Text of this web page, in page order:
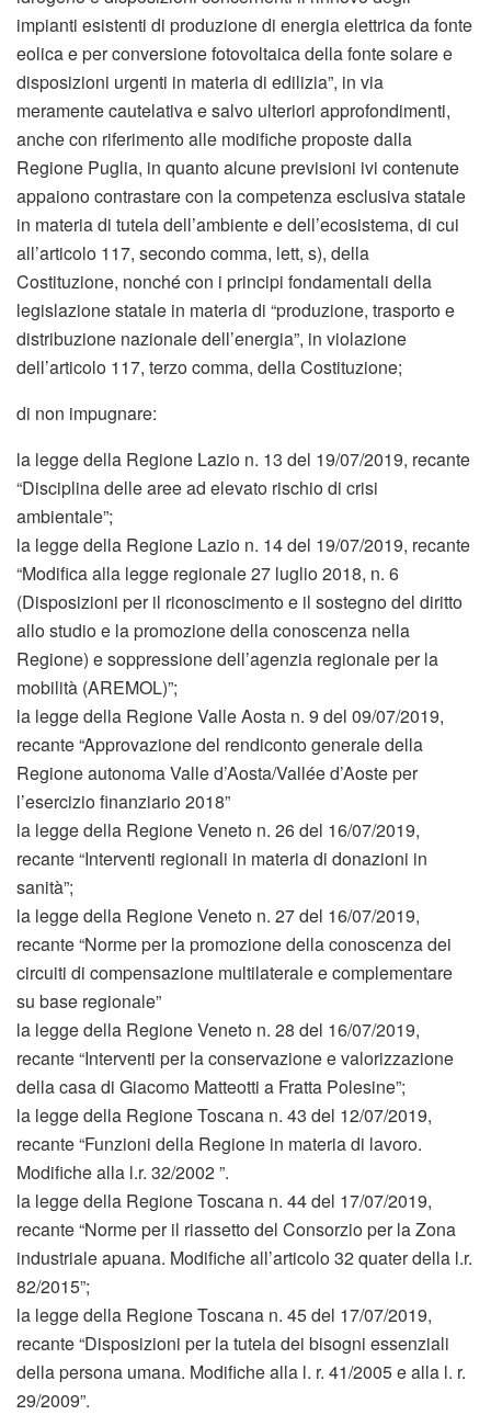
impianti esistenti di produzione di energia elettrica da fonte
eolica e per conversione fotovoltaica della fonte solare e
disposizioni urgenti in materia di edilizia”, in via
meramente cautelativa e salvo ulteriori approfondimenti,
anche con riferimento alle modifiche proposte dalla
Regione Puglia, in quanto alcune previsioni ivi contenute
appaiono contrastare con la competenza esclusiva statale
in materia di tutela dell’ambiente e dell’ecosistema, di cui
all’articolo 117, secondo comma, lett, s), della
Costituzione, nonché con i principi fondamentali della
legislazione statale in materia di “produzione, trasporto e
distribuzione nazionale dell’energia”, in violazione
dell’articolo 117, terzo comma, della Costituzione;
di non impugnare:
la legge della Regione Lazio n. 13 del 19/07/2019, recante
“Disciplina delle aree ad elevato rischio di crisi
ambientale”;
la legge della Regione Lazio n. 14 del 19/07/2019, recante
“Modifica alla legge regionale 27 luglio 2018, n. 6
(Disposizioni per il riconoscimento e il sostegno del diritto
allo studio e la promozione della conoscenza nella
Regione) e soppressione dell’agenzia regionale per la
mobilità (AREMOL)”;
la legge della Regione Valle Aosta n. 9 del 09/07/2019,
recante “Approvazione del rendiconto generale della
Regione autonoma Valle d’Aosta/Vallée d’Aoste per
l’esercizio finanziario 2018”
la legge della Regione Veneto n. 26 del 16/07/2019,
recante “Interventi regionali in materia di donazioni in
sanità”;
la legge della Regione Veneto n. 27 del 16/07/2019,
recante “Norme per la promozione della conoscenza dei
circuiti di compensazione multilaterale e complementare
su base regionale”
la legge della Regione Veneto n. 28 del 16/07/2019,
recante “Interventi per la conservazione e valorizzazione
della casa di Giacomo Matteotti a Fratta Polesine”;
la legge della Regione Toscana n. 43 del 12/07/2019,
recante “Funzioni della Regione in materia di lavoro.
Modifiche alla l.r. 32/2002 ”.
la legge della Regione Toscana n. 44 del 17/07/2019,
recante “Norme per il riassetto del Consorzio per la Zona
industriale apuana. Modifiche all’articolo 32 quater della l.r.
82/2015”;
la legge della Regione Toscana n. 45 del 17/07/2019,
recante “Disposizioni per la tutela dei bisogni essenziali
della persona umana. Modifiche alla l. r. 41/2005 e alla l. r.
29/2009”.